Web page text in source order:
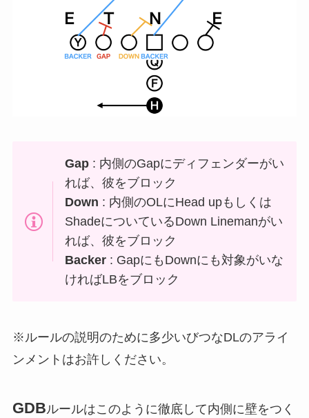
Gap : 内側のGapにディフェンダーがい
れば、彼をブロック
Down : 内側のOLにHead upもしくは
ShadeについているDown Linemanがい
れば、彼をブロック
Backer : GapにもDownにも対象がいな
ければLBをブロック
※ルールの説明のために多少いびつなDLのアライ
ンメントはお許しください。
GDBルールはこのように徹底して内側に壁をつく